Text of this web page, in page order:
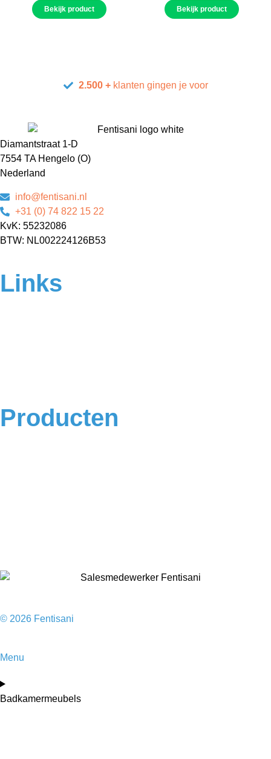
Bekijk product Bekijk product
2.500 +klanten gingen je voor
Diamantstraat 1-D
7554 TA Hengelo (O)
Nederland
info@fentisani.nl
+31 (0) 74 822 15 22
KvK: 55232086
BTW: NL002224126B53
Links
Producten
© 2026 Fentisani
Menu
Badkamermeubels